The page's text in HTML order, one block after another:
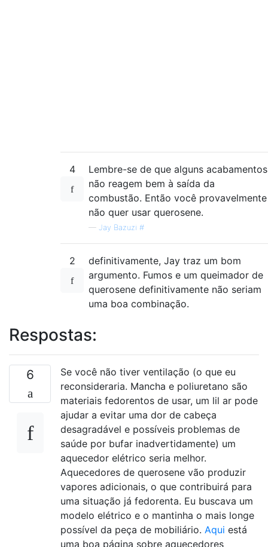
4
Lembre-se de que alguns acabamentos
não reagem bem à saída da
combustão. Então você provavelmente
não quer usar querosene.
— Jay Bazuzi #
2
definitivamente, Jay traz um bom
argumento. Fumos e um queimador de
querosene definitivamente não seriam
uma boa combinação.
Respostas:
6
Se você não tiver ventilação (o que eu
reconsideraria. Mancha e poliuretano são
materiais fedorentos de usar, um lil ar pode
ajudar a evitar uma dor de cabeça
desagradável e possíveis problemas de
saúde por bufar inadvertidamente) um
aquecedor elétrico seria melhor.
Aquecedores de querosene vão produzir
vapores adicionais, o que contribuirá para
uma situação já fedorenta. Eu buscava um
modelo elétrico e o mantinha o mais longe
possível da peça de mobiliário. Aqui está
uma boa página sobre aquecedores